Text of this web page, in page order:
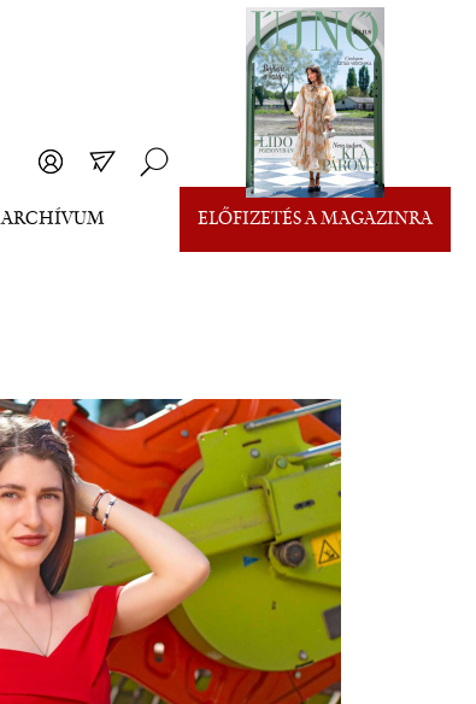
ARCHÍVUM ELŐFIZETÉS A MAGAZINRA